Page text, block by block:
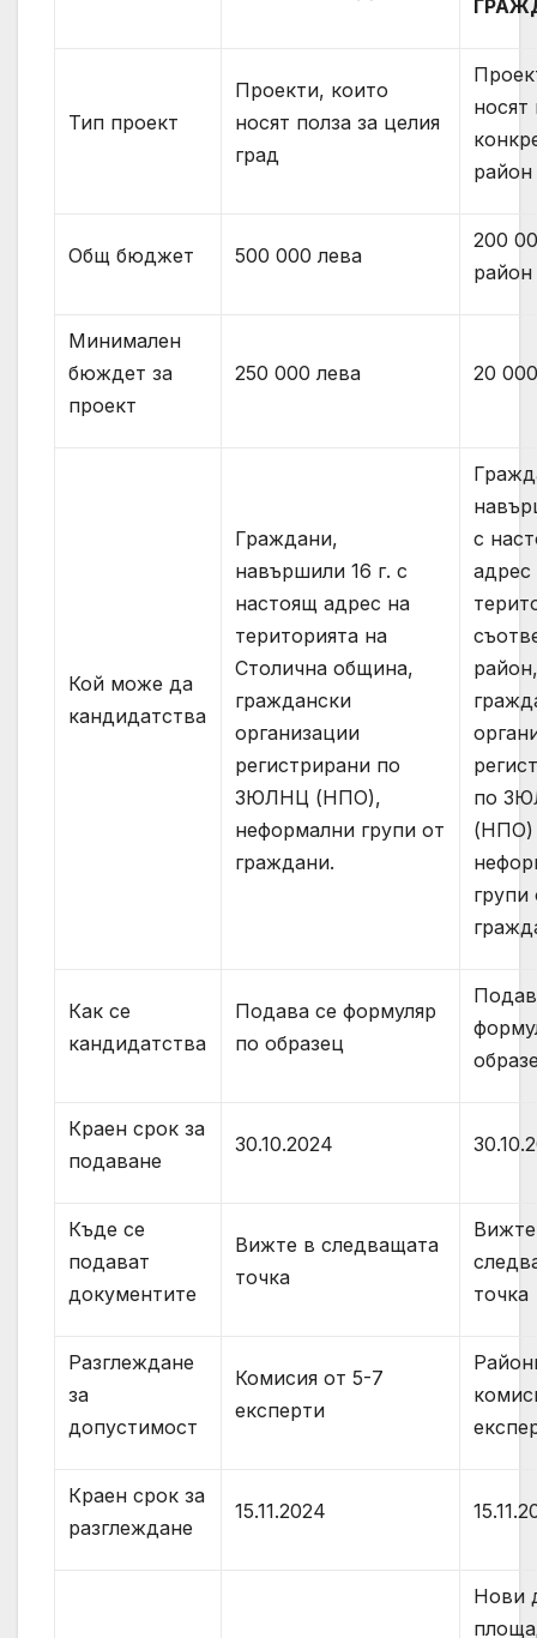
Тип проект
Проекти, които
носят полза за целия
град
носят
район
Общ бюджет 500 000 лева
200
район
Минимален
бюждет за
проект
250 000 лева 20
Кой може да
кандидатства
Граждани,
навършили 16 г. с
настоящ адрес на
територията на
Столична община,
граждански
организации
регистрирани по
ЗЮЛНЦ (НПО),
неформални групи от
граждани.
с
адрес
по
(НПО)
групи
Как се
кандидатства
Подава се формуляр
по образец
Краен срок за
подаване
30.10.2024
Къде се
подават
документите
Вижте в следващата
точка
точка
Разглеждане
за
допустимост
Комисия от 5-7
експерти
Краен срок за
разглеждане
15.11.2024
Нови